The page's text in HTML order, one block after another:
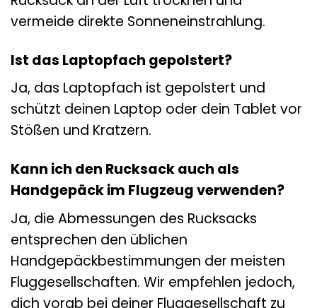
vermeide direkte Sonneneinstrahlung.
Ist das Laptopfach gepolstert?
Ja, das Laptopfach ist gepolstert und
schützt deinen Laptop oder dein Tablet vor
Stößen und Kratzern.
Kann ich den Rucksack auch als
Handgepäck im Flugzeug verwenden?
Ja, die Abmessungen des Rucksacks
entsprechen den üblichen
Handgepäckbestimmungen der meisten
Fluggesellschaften. Wir empfehlen jedoch,
dich vorab bei deiner Fluggesellschaft zu